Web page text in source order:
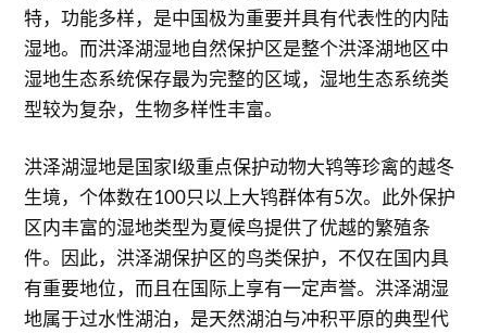
特，功能多样，是中国极为重要并具有代表性的内陆
湿地。而洪泽湖湿地自然保护区是整个洪泽湖地区中
湿地生态系统保存最为完整的区域，湿地生态系统类
型较为复杂，生物多样性丰富。
洪泽湖湿地是国家I级重点保护动物大鸨等珍禽的越冬
生境，个体数在100只以上大鸨群体有5次。此外保护
区内丰富的湿地类型为夏候鸟提供了优越的繁殖条
件。因此，洪泽湖保护区的鸟类保护，不仅在国内具
有重要地位，而且在国际上享有一定声誉。洪泽湖湿
地属于过水性湖泊，是天然湖泊与冲积平原的典型代